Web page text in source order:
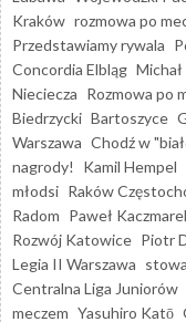
Kraków rozmowa po
Przedstawiamy rywala
Concordia Elbląg
Nieciecza Rozmowa po
Biedrzycki Bartoszyce
Warszawa Chodź w
nagrody!
Kamil Hempel
młodsi Raków
Radom Paweł
Rozwój Katowice Piotr
Legia II Warszawa
Centralna Liga Juniorów
meczem Yasuhiro Katō